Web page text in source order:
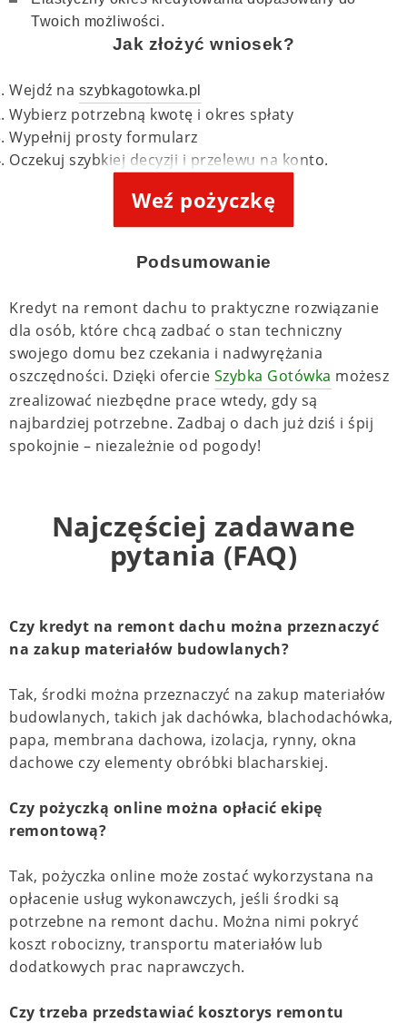
Twoich możliwości.
Jak złożyć wniosek?
Wejdź na szybkagotowka.pl
Wybierz potrzebną kwotę i okres spłaty
Wypełnij prosty formularz
Oczekuj szybkiej decyzji i przelewu na konto.
Weź pożyczkę
Podsumowanie
Kredyt na remont dachu to praktyczne rozwiązanie
dla osób, które chcą zadbać o stan techniczny
swojego domu bez czekania i nadwyrężania
oszczędności. Dzięki ofercie Szybka Gotówka możesz
zrealizować niezbędne prace wtedy, gdy są
najbardziej potrzebne. Zadbaj o dach już dziś i śpij
spokojnie – niezależnie od pogody!
Najczęściej zadawane
pytania (FAQ)
Czy kredyt na remont dachu można przeznaczyć
na zakup materiałów budowlanych?
Tak, środki można przeznaczyć na zakup materiałów
budowlanych, takich jak dachówka, blachodachówka,
papa, membrana dachowa, izolacja, rynny, okna
dachowe czy elementy obróbki blacharskiej.
Czy pożyczką online można opłacić ekipę
remontową?
Tak, pożyczka online może zostać wykorzystana na
opłacenie usług wykonawczych, jeśli środki są
potrzebne na remont dachu. Można nimi pokryć
koszt robocizny, transportu materiałów lub
dodatkowych prac naprawczych.
Czy trzeba przedstawiać kosztorys remontu